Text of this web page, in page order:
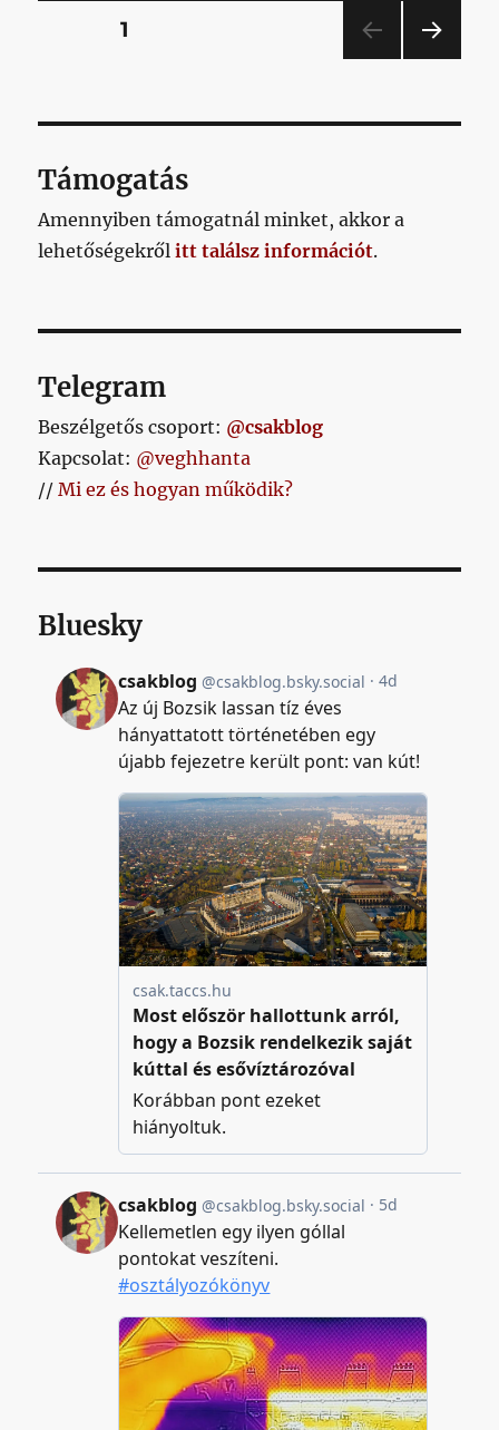
Bejegyzések
OLDAL1
OLD
Támogatás
Amennyiben támogatnál minket, akkor a
lehetőségekrőlitt találsz információt.
Telegram
Beszélgetős csoport: @csakblog
Kapcsolat: @veghhanta
//Mi ez és hogyan működik?
Bluesky